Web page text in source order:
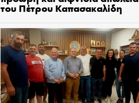
του Πέτρου Καπασακαλίδη